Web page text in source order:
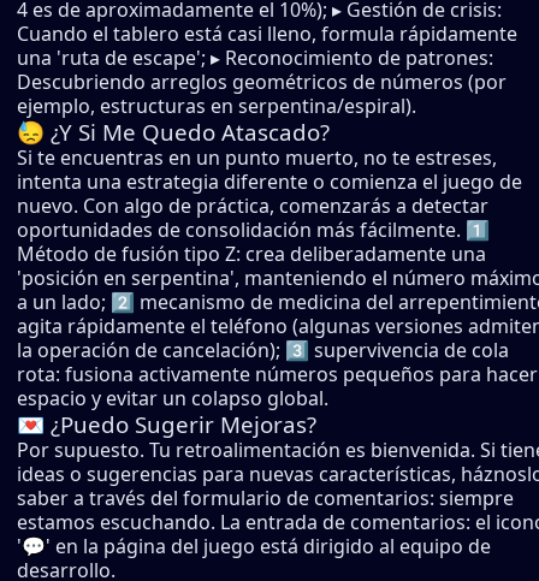
4 es de aproximadamente el 10%); ▸ Gestión de crisis:
Cuando el tablero está casi lleno, formula rápidamente
una 'ruta de escape'; ▸ Reconocimiento de patrones:
Descubriendo arreglos geométricos de números (por
ejemplo, estructuras en serpentina/espiral).
😓 ¿Y Si Me Quedo Atascado?
Si te encuentras en un punto muerto, no te estreses,
intenta una estrategia diferente o comienza el juego de
nuevo. Con algo de práctica, comenzarás a detectar
oportunidades de consolidación más fácilmente. 1️⃣
Método de fusión tipo Z: crea deliberadamente una
'posición en serpentina', manteniendo el número
a un lado; 2️⃣ mecanismo de medicina del
agita rápidamente el teléfono (algunas versiones
la operación de cancelación); 3️⃣ supervivencia de cola
rota: fusiona activamente números pequeños para hacer
espacio y evitar un colapso global.
💌 ¿Puedo Sugerir Mejoras?
Por supuesto. Tu retroalimentación es bienvenida. Si
ideas o sugerencias para nuevas características,
saber a través del formulario de comentarios: siempre
estamos escuchando. La entrada de comentarios: el
'💬' en la página del juego está dirigido al equipo de
desarrollo.